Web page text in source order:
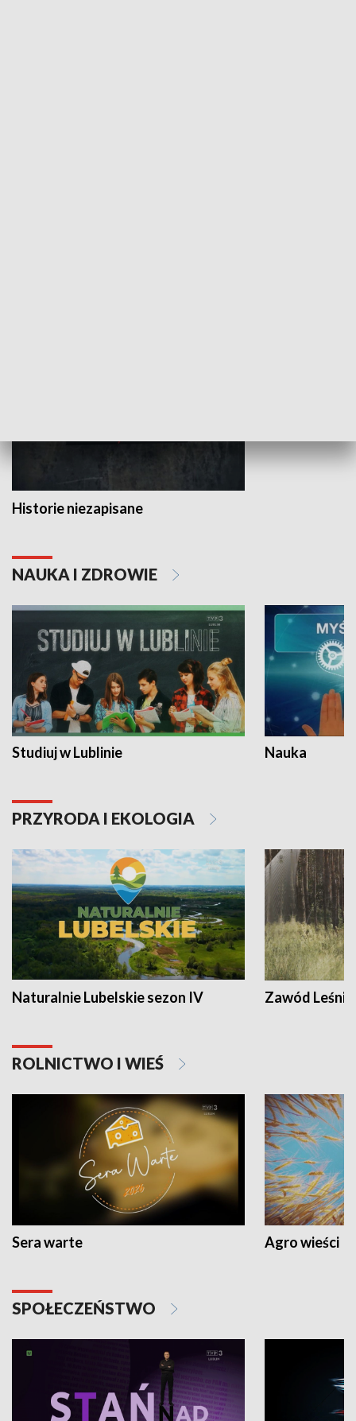
Historie niezapisane
NAUKA I ZDROWIE
Studiuj w Lublinie Nauka
PRZYRODA I EKOLOGIA
Naturalnie Lubelskie sezon IV Zawód Leśnik
ROLNICTWO I WIEŚ
Sera warte Agro wieści
SPOŁECZEŃSTWO